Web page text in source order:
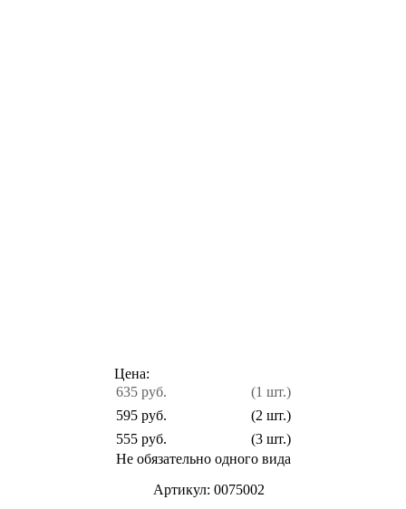
Цена:
635 руб.
(1 шт.)
595 руб.
(2 шт.)
555 руб.
(3 шт.)
Не обязательно одного вида
Артикул: 0075002